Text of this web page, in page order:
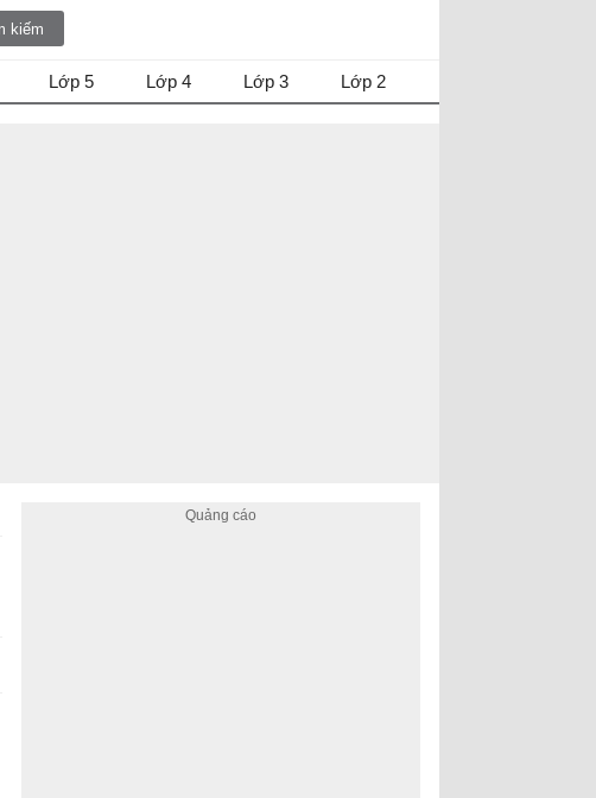
Lớp 5 Lớp 4 Lớp 3 Lớp 2